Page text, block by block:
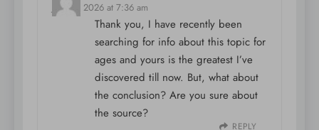
June 4, 2026 at 7:36 am
Thank you, I have recently been
searching for info about this topic for
ages and yours is the greatest I’ve
discovered till now. But, what about
the conclusion? Are you sure about
the source?
REPLY